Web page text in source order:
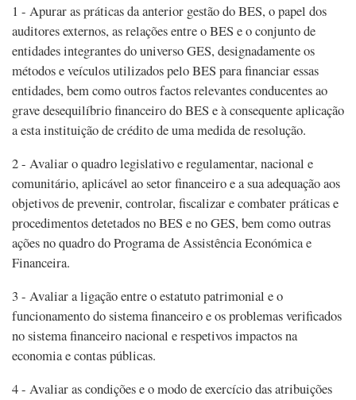
1 - Apurar as práticas da anterior gestão do BES, o papel dos
auditores externos, as relações entre o BES e o conjunto de
entidades integrantes do universo GES, designadamente os
métodos e veículos utilizados pelo BES para financiar essas
entidades, bem como outros factos relevantes conducentes ao
grave desequilíbrio financeiro do BES e à consequente aplicação
a esta instituição de crédito de uma medida de resolução.
2 - Avaliar o quadro legislativo e regulamentar, nacional e
comunitário, aplicável ao setor financeiro e a sua adequação aos
objetivos de prevenir, controlar, fiscalizar e combater práticas e
procedimentos detetados no BES e no GES, bem como outras
ações no quadro do Programa de Assistência Económica e
Financeira.
3 - Avaliar a ligação entre o estatuto patrimonial e o
funcionamento do sistema financeiro e os problemas verificados
no sistema financeiro nacional e respetivos impactos na
economia e contas públicas.
4 - Avaliar as condições e o modo de exercício das atribuições